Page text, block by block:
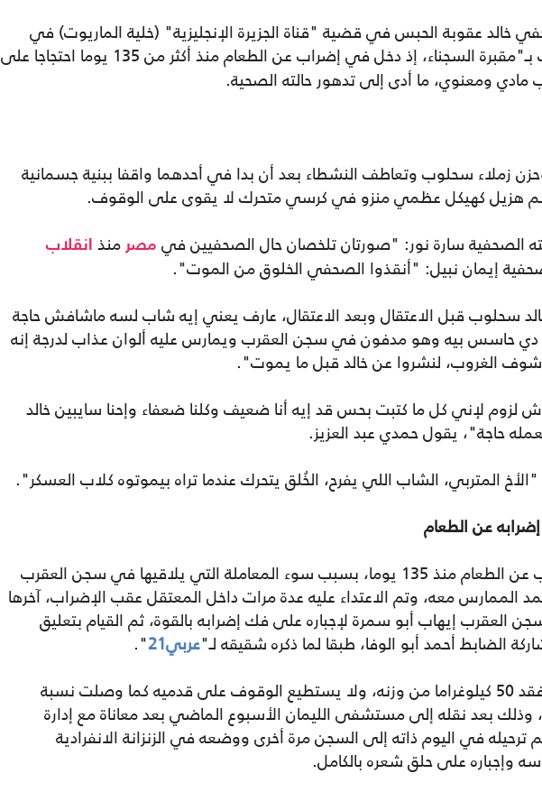
عقوبة الحبس في قضية "قناة الجزيرة الإنجليزية" (خلية الماريوت) في
المعروف بـ"مقبرة السجناء، إذ دخل في إضراب عن الطعام منذ أكثر من 135 يوما احتجاجا على
ومعنوي، ما أدى إلى تدهور حالته الصحية.
زملاء سحلوب وتعاطف النشطاء بعد أن بدا في أحدهما واقفا ببنية جسمانية
هزيل كهيكل عظمي منزو في كرسي متحرك لا يقوى على الوقوف.
الصحفية سارة نور: "صورتان تلخصان حال الصحفيين في مصر منذ انقلاب
سحلوب قبل الاعتقال وبعد الاعتقال، عارف يعني إيه شاب لسه ماشافش حاجة
دي حاسس بيه وهو مدفون في سجن العقرب ويمارس عليه ألوان عذاب لدرجة إنه
الغروب، لنشروا عن خالد قبل ما يموت".
لإني كل ما كتبت بحس قد إيه أنا ضعيف وكلنا ضعفاء وإحنا سايبين خالد
حاجة"، يقول حمدي عبد العزيز.
المتربي، الشاب اللي يفرح، الخُلق يتحرك عندما تراه بيموتوه كلاب العسكر".
عن الطعام
وأعلن سحلوب الإضراب عن الطعام منذ 135 يوما، بسبب سوء المعاملة التي يلاقيها في سجن العقرب
الممارس معه، وتم الاعتداء عليه عدة مرات داخل المعتقل عقب الإضراب، آخرها
إيهاب أبو سمرة لإجباره على فك إضرابه بالقوة، ثم القيام بتعليق
الضابط أحمد أبو الوفا، طبقا لما ذكره شقيقه لـ"عربي21
".
وقال شقيقه ياسر إنه فقد 50 كيلوغراما من وزنه، ولا يستطيع الوقوف على قدميه كما وصلت نسبة
السكر في دمه إلى 20، وذلك بعد نقله إلى مستشفى الليمان الأسبوع الماضي بعد معاناة مع إدارة
في اليوم ذاته إلى السجن مرة أخرى ووضعه في الزنزانة الانفرادية
وإجباره على حلق شعره بالكامل.